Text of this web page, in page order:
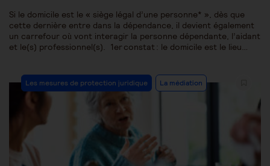
Si le domicile est le « siège légal d’une personne* », dès que
cette dernière entre dans la dépendance, il devient également
un carrefour où vont interagir la personne dépendante, l’aidant
et le(s) professionnel(s). 1er constat : le domicile est le lieu…
Post
Category:
Les mesures de protection juridique La médiation